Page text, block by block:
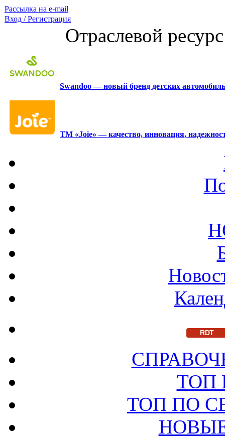
Рассылка на e-mail
Вход / Регистрация
Отраслевой
Swandoo — новый бренд детских
ТМ «Joie» — качество, инновация,
RDT
ТОП
ТОП ПО